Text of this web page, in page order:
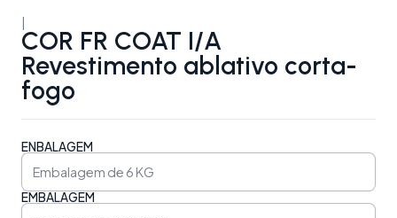
COR FR COAT I/A
Revestimento ablativo corta-
fogo
ENBALAGEM
EMBALAGEM